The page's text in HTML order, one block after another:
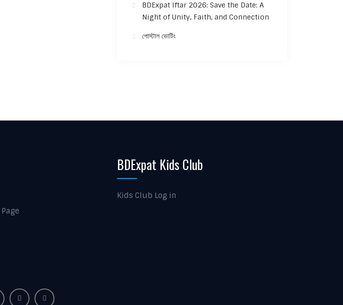
BDExpat Iftar 2026: Save the Date: A
Night of Unity, Faith, and Connection
পোস্টাল ভোটিং
BDExpat Kids Club
Kids Club Log in